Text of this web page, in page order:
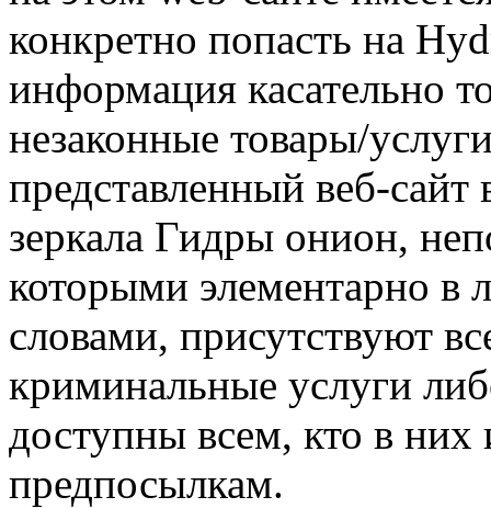
конкретно попасть на
информация касательно
незаконные товары/
представленный веб-
зеркала Гидры онион,
которыми элементарно
словами, присутствуют
криминальные услуги
доступны всем, кто в
предпосылкам.